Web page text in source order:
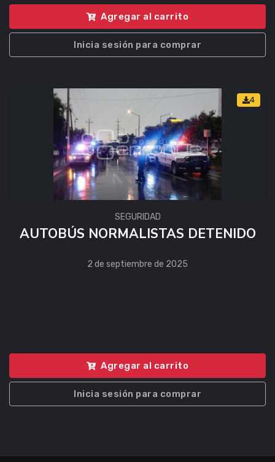
Agregar al carrito
Inicia sesión para comprar
4
SEGURIDAD
AUTOBÚS NORMALISTAS DETENIDO
2 de septiembre de 2025
Agregar al carrito
Inicia sesión para comprar